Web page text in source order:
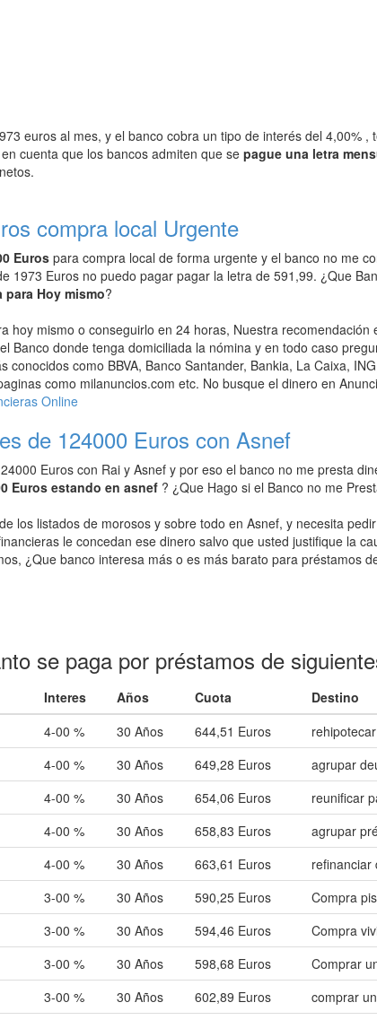
euros al mes, y el banco cobra un tipo de interés del 4,00% ,
cuenta que los bancos admiten que se pague una letra
compra local Urgente
Eurospara compra local de forma urgente y el banco no me
1973 Euros no puedo pagar pagar la letra de 591,99. ¿Que
para Hoy mismo?
hoy mismo o conseguirlo en 24 horas, Nuestra recomendación
Banco donde tenga domiciliada la nómina y en todo caso
conocidos como BBVA, Banco Santander, Bankia, La Caixa,
como milanuncios.com etc. No busque el dinero en
Online
de 124000 Euros con Asnef
Euros con Rai y Asnef y por eso el banco no me presta
Euros estando en asnef ? ¿Que Hago si el Banco no me
los listados de morosos y sobre todo en Asnef, y necesita
le concedan ese dinero salvo que usted justifique la
¿Que banco interesa más o es más barato para préstamos
se paga por préstamos de
Interes Años Cuota
Destino
4-00 % 30 Años 644,51 Euros
4-00 % 30 Años 649,28 Euros
agrupar
4-00 % 30 Años 654,06 Euros
reunificar
4-00 % 30 Años 658,83 Euros
agrupar
4-00 % 30 Años 663,61 Euros
refinanciar
3-00 % 30 Años 590,25 Euros
Compra
3-00 % 30 Años 594,46 Euros
Compra
3-00 % 30 Años 598,68 Euros
Comprar
3-00 % 30 Años 602,89 Euros comprar